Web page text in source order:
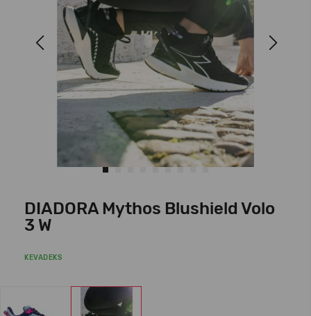
Previous Next
DIADORA Mythos Blushield Volo
3 W
KEVADEKS